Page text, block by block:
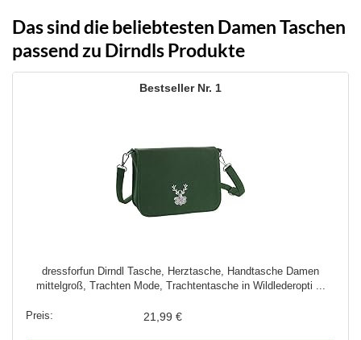
Das sind die beliebtesten Damen Taschen
passend zu Dirndls Produkte
1
dressforfun Dirndl Tasche, Herztasche, Handtasche Damen
mittelgroß, Trachten Mode, Trachtentasche in Wildlederopti ...
21,99 €